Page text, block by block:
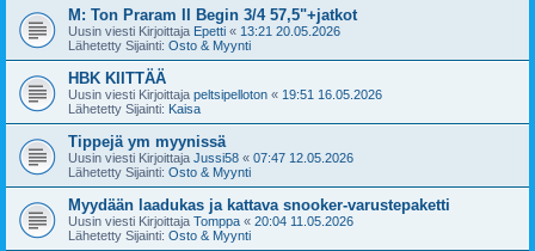
M: Ton Praram II Begin 3/4 57,5"+jatkot
Uusin viesti Kirjoittaja Epetti « 13:21 20.05.2026
Lähetetty Sijainti: Osto & Myynti
HBK KIITTÄÄ
Uusin viesti Kirjoittaja peltsipelloton « 19:51 16.05.2026
Lähetetty Sijainti: Kaisa
Tippejä ym myynissä
Uusin viesti Kirjoittaja Jussi58 « 07:47 12.05.2026
Lähetetty Sijainti: Osto & Myynti
Myydään laadukas ja kattava snooker-varustepaketti
Uusin viesti Kirjoittaja Tomppa « 20:04 11.05.2026
Lähetetty Sijainti: Osto & Myynti